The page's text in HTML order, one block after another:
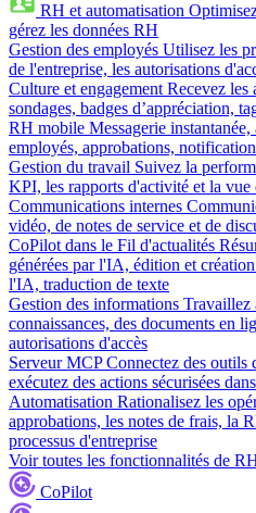
RH et automatisation
gérez les données RH
Gestion des employés Utilisez les
de l'entreprise, les autorisations
Culture et engagement Recevez les
sondages, badges d’appréciation,
RH mobile Messagerie
employés, approbations,
Gestion du travail Suivez la
KPI, les rapports d'activité et la vue
Communications internes
vidéo, de notes de service et de
CoPilot dans le Fil d'actualités
générées par l'IA, édition et
l'IA, traduction de texte
Gestion des informations Travaillez
connaissances, des documents en
autorisations d'accès
Serveur MCP Connectez des
exécutez des actions sécurisées
Automatisation Rationalisez les
approbations, les notes de frais, la
processus d'entreprise
Voir toutes les fonctionnalités de
CoPilot